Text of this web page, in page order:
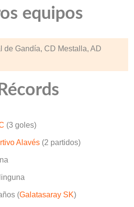
equipos
de Gandía, CD Mestalla, AD
Récords
(3 goles)
Alavés (2 partidos)
(Galatasaray SK)